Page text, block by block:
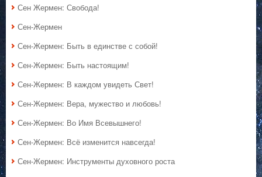
Сен Жермен: Свобода!
Сен-Жермен
Сен-Жермен: Быть в единстве с собой!
Сен-Жермен: Быть настоящим!
Сен-Жермен: В каждом увидеть Свет!
Сен-Жермен: Вера, мужество и любовь!
Сен-Жермен: Во Имя Всевышнего!
Сен-Жермен: Всё изменится навсегда!
Сен-Жермен: Инструменты духовного роста